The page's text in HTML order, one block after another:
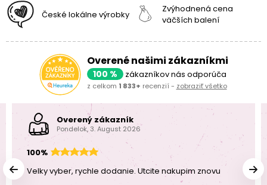
České lokálne výrobky
Zvýhodnená cena
väčších balení
Overené našimi zákazníkmi
100 % zákazníkov nás odporúča
z celkom 1 833+ recenzií - zobraziť všetko
Overený zákazník
Pondelok, 3. August 2026
100%
Velky vyber, rychle dodanie. Utcite nakupim znovu